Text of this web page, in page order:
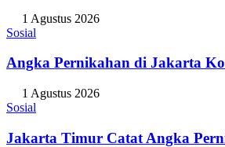
1 Agustus 2026
Sosial
Angka Pernikahan di Jakarta
1 Agustus 2026
Sosial
Jakarta Timur Catat Angka